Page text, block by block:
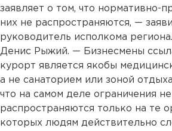
заявляет о том, что нормативно-
них не распространяются, —
руководитель исполкома
Денис Рыжий. — Бизнесмены
курорт является якобы
а не санаторием или зоной
что на самом деле ограничения не
распространяются только на те
которых людям действительно